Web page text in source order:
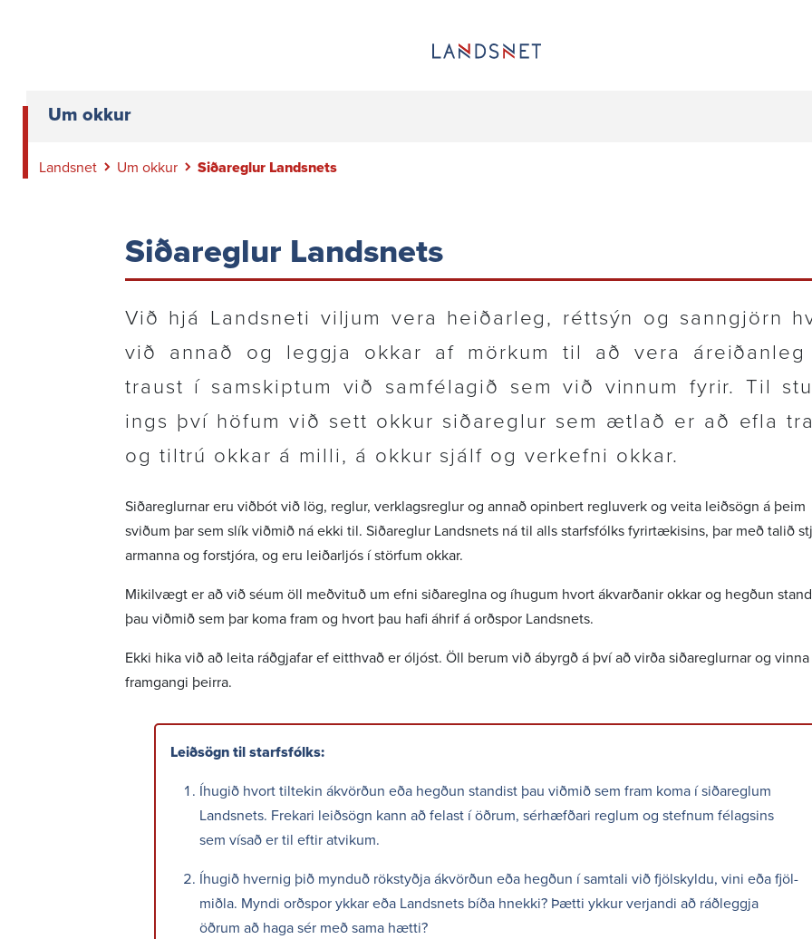
Um okkur
Landsnet Um okkur Siðareglur Landsnets
Siða­reglur Landsnets
Við hjá Landsneti viljum vera heið­ar­leg, réttsýn og sann­gjörn
við annað og leggja okkar af mörkum til að vera áreið­anleg
traust í samskiptum við samfé­lagið sem við vinnum fyrir. Til
ings því höfum við sett okkur siða­reglur sem ætlað er að efla
og tiltrú okkar á milli, á okkur sjálf og verk­efni okkar.
Siða­regl­urnar eru viðbót við lög, reglur, verklags­reglur og annað opin­bert reglu­verk og veita leið­sögn á þeim
sviðum þar sem slík viðmið ná ekki til. Siða­reglur Landsnets ná til alls starfs­fólks fyrir­tæk­is­ins, þar með talið
ar­manna og forstjóra, og eru leið­ar­ljós í störfum okkar.
Mikil­vægt er að við séum öll meðvituð um efni siða­reglna og íhugum hvort ákvarð­anir okkar og hegðun
þau viðmið sem þar koma fram og hvort þau hafi áhrif á orðspor Landsnets.
Ekki hika við að leita ráðgjafar ef eitt­hvað er óljóst. Öll berum við ábyrgð á því að virða siða­regl­urnar og
fram­gangi þeirra.
Leið­sögn til starfs­fólks:
Íhugið hvort tiltekin ákvörðun eða hegðun standist þau viðmið sem fram koma í siða­reglum
Landsnets. Frekari leið­sögn kann að felast í öðrum, sérhæfðari reglum og stefnum félagsins
sem vísað er til eftir atvikum.
Íhugið hvernig þið mynduð rökstyðja ákvörðun eða hegðun í samtali við fjöl­skyldu, vini eða fjöl­
miðla. Myndi orðspor ykkar eða Landsnets bíða hnekki? Þætti ykkur verj­andi að ráðleggja
öðrum að haga sér með sama hætti?